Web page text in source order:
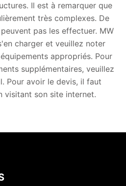
Il est à remarquer que
très complexes. De
pas les effectuer. MW
charger et veuillez noter
appropriés. Pour
supplémentaires, veuillez
Pour avoir le devis, il faut
visitant son site internet.